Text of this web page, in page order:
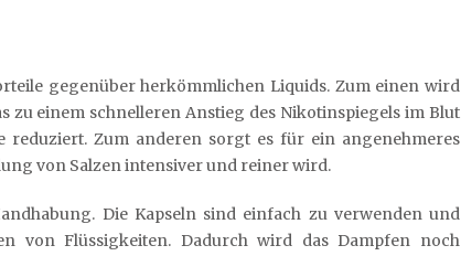
gegenüber herkömmlichen Liquids. Zum einen wird
einem schnelleren Anstieg des Nikotinspiegels im Blut
Zum anderen sorgt es für ein angenehmeres
von Salzen intensiver und reiner wird.
Die Kapseln sind einfach zu verwenden und
von Flüssigkeiten. Dadurch wird das Dampfen noch